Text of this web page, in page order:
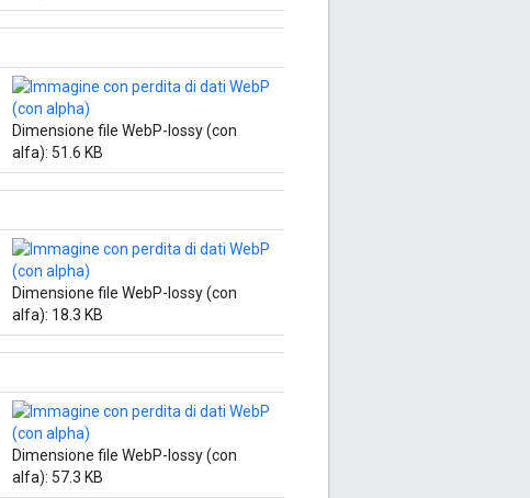
Dimensione file WebP-lossy (con
alfa): 51.6 KB
Dimensione file WebP-lossy (con
alfa): 18.3 KB
Dimensione file WebP-lossy (con
alfa): 57.3 KB